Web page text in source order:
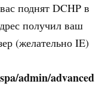
поднят DCHP в
получил ваш
(желательно IE)
admin/advanced